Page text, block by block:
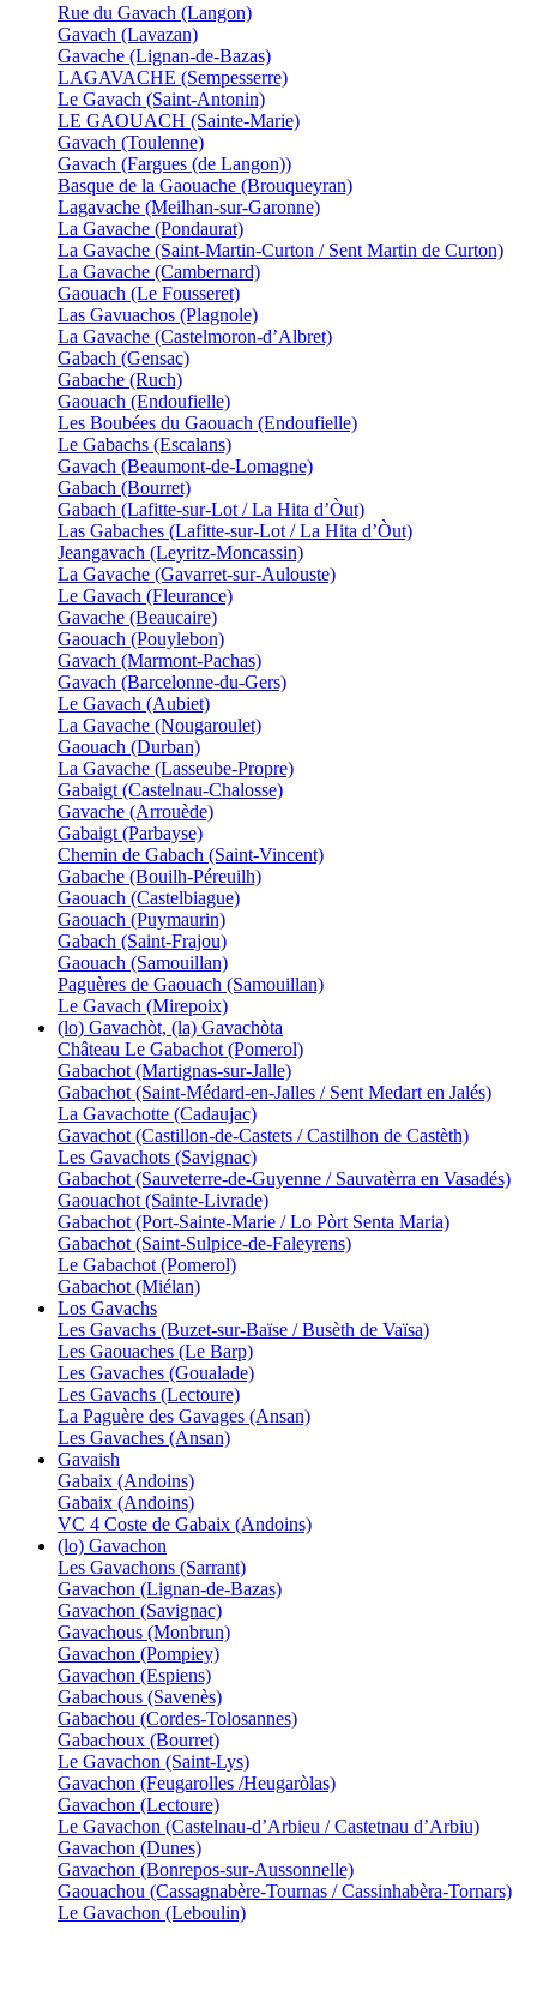
Rue du Gavach (Langon)
Gavach (Lavazan)
Gavache (Lignan-de-Bazas)
LAGAVACHE (Sempesserre)
Le Gavach (Saint-Antonin)
LE GAOUACH (Sainte-Marie)
Gavach (Toulenne)
Gavach (Fargues (de Langon))
Basque de la Gaouache (Brouqueyran)
Lagavache (Meilhan-sur-Garonne)
La Gavache (Pondaurat)
La Gavache (Saint-Martin-Curton / Sent Martin de Curton)
La Gavache (Cambernard)
Gaouach (Le Fousseret)
Las Gavuachos (Plagnole)
La Gavache (Castelmoron-d’Albret)
Gabach (Gensac)
Gabache (Ruch)
Gaouach (Endoufielle)
Les Boubées du Gaouach (Endoufielle)
Le Gabachs (Escalans)
Gavach (Beaumont-de-Lomagne)
Gabach (Bourret)
Gabach (Lafitte-sur-Lot / La Hita d’Òut)
Las Gabaches (Lafitte-sur-Lot / La Hita d’Òut)
Jeangavach (Leyritz-Moncassin)
La Gavache (Gavarret-sur-Aulouste)
Le Gavach (Fleurance)
Gavache (Beaucaire)
Gaouach (Pouylebon)
Gavach (Marmont-Pachas)
Gavach (Barcelonne-du-Gers)
Le Gavach (Aubiet)
La Gavache (Nougaroulet)
Gaouach (Durban)
La Gavache (Lasseube-Propre)
Gabaigt (Castelnau-Chalosse)
Gavache (Arrouède)
Gabaigt (Parbayse)
Chemin de Gabach (Saint-Vincent)
Gabache (Bouilh-Péreuilh)
Gaouach (Castelbiague)
Gaouach (Puymaurin)
Gabach (Saint-Frajou)
Gaouach (Samouillan)
Paguères de Gaouach (Samouillan)
Le Gavach (Mirepoix)
(lo) Gavachòt, (la) Gavachòta
Château Le Gabachot (Pomerol)
Gabachot (Martignas-sur-Jalle)
Gabachot (Saint-Médard-en-Jalles / Sent Medart en Jalés)
La Gavachotte (Cadaujac)
Gavachot (Castillon-de-Castets / Castilhon de Castèth)
Les Gavachots (Savignac)
Gabachot (Sauveterre-de-Guyenne / Sauvatèrra en Vasadés)
Gaouachot (Sainte-Livrade)
Gabachot (Port-Sainte-Marie / Lo Pòrt Senta Maria)
Gabachot (Saint-Sulpice-de-Faleyrens)
Le Gabachot (Pomerol)
Gabachot (Miélan)
Los Gavachs
Les Gavachs (Buzet-sur-Baïse / Busèth de Vaïsa)
Les Gaouaches (Le Barp)
Les Gavaches (Goualade)
Les Gavachs (Lectoure)
La Paguère des Gavages (Ansan)
Les Gavaches (Ansan)
Gavaish
Gabaix (Andoins)
Gabaix (Andoins)
VC 4 Coste de Gabaix (Andoins)
(lo) Gavachon
Les Gavachons (Sarrant)
Gavachon (Lignan-de-Bazas)
Gavachon (Savignac)
Gavachous (Monbrun)
Gavachon (Pompiey)
Gavachon (Espiens)
Gabachous (Savenès)
Gabachou (Cordes-Tolosannes)
Gabachoux (Bourret)
Le Gavachon (Saint-Lys)
Gavachon (Feugarolles /Heugaròlas)
Gavachon (Lectoure)
Le Gavachon (Castelnau-d’Arbieu / Castetnau d’Arbiu)
Gavachon (Dunes)
Gavachon (Bonrepos-sur-Aussonnelle)
Gaouachou (Cassagnabère-Tournas / Cassinhabèra-Tornars)
Le Gavachon (Leboulin)